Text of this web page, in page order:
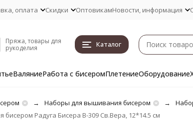
оплата Скидки ОптовикамНовости, информация
Пряжа, товары для
рукоделия
Каталог
ВаляниеРабота с бисеромПлетениеОборудование
Наборы для вышивания бисером
Радуга Бисера В-309 Св.Вера, 12*14.5 см